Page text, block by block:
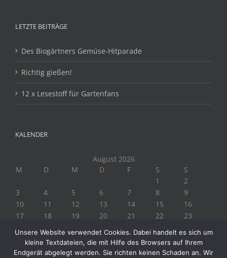
LETZTE BEITRÄGE
Des Biogärtners Gemüse-Hitparade
Richtig gießen!
12 x Lesestoff für Gartenfans
KALENDER
August 2026
M
D M D F S
S
1
2
3
4 5 6 7 8
9
10
11 12 13 14 15
16
17
18 19 20 21 22
23
« Juli
Unsere Website verwendet Cookies. Dabei handelt es sich um
kleine Textdateien, die mit Hilfe des Browsers auf Ihrem
Endgerät abgelegt werden. Sie richten keinen Schaden an. Wir